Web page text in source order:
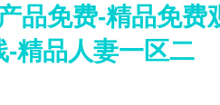
品免费-精品免
-精品人妻一区二